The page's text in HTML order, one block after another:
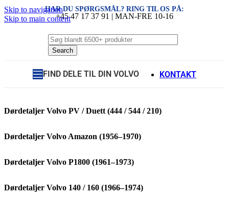
Skip to navigation
Skip to main content
HAR DU SPØRGSMÅL? RING TIL OS PÅ:
+45 47 17 37 91 | MAN-FRE 10-16
Search
FIND DELE TIL DIN VOLVO KONTAKT
Dørdetaljer Volvo PV / Duett (444 / 544 / 210)
Dørdetaljer Volvo Amazon (1956–1970)
Dørdetaljer Volvo P1800 (1961–1973)
Dørdetaljer Volvo 140 / 160 (1966–1974)